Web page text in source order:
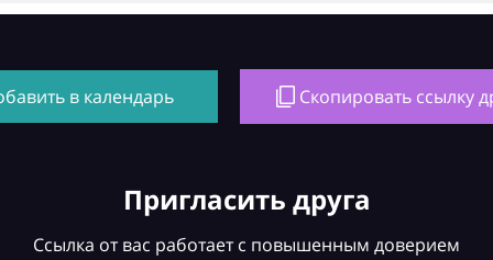
в календарь Скопировать ссылку
Пригласить друга
Ссылка от вас работает с повышенным доверием